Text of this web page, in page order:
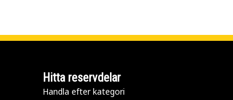
Hitta reservdelar
Handla efter kategori